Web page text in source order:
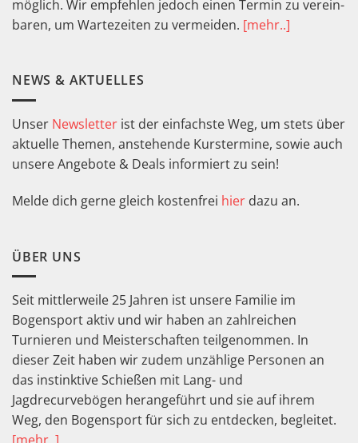
möglich. Wir empfeh­len jedoch einen Termin zu ver­ein­
baren, um Warte­zeiten zu ver­meiden. [mehr..]
NEWS & AKTUELLES
Unser Newsletter ist der einfachste Weg, um stets über
aktuelle Themen, anstehende Kurstermine, sowie auch
unsere Angebote & Deals informiert zu sein!
Melde dich gerne gleich kostenfrei hier dazu an.
ÜBER UNS
Seit mittlerweile 25 Jahren ist unsere Familie im
Bogensport aktiv und wir haben an zahlreichen
Turnieren und Meisterschaften teilgenommen. In
dieser Zeit haben wir zudem unzählige Personen an
das instinktive Schießen mit Lang- und
Jagdrecurvebögen herangeführt und sie auf ihrem
Weg, den Bogensport für sich zu entdecken, begleitet.